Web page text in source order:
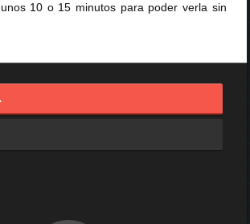
10 o 15 minutos para poder verla sin